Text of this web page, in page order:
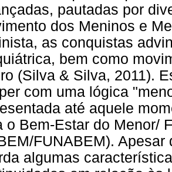
pautadas por
dos Meninos e
as conquistas
bem como
(Silva & Silva, 2011).
com uma lógica
até aquele
o Bem-Estar do Menor/
FUNABEM).
algumas